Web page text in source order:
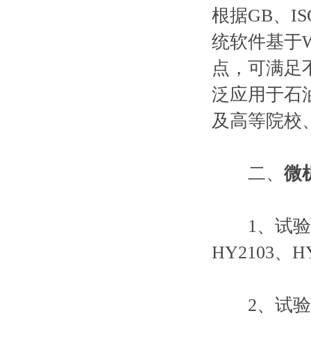
根据GB、
统软件基于
点，可满足
泛应用于石
及高等院校
二、 微
1、试验
HY2103、
2、试验